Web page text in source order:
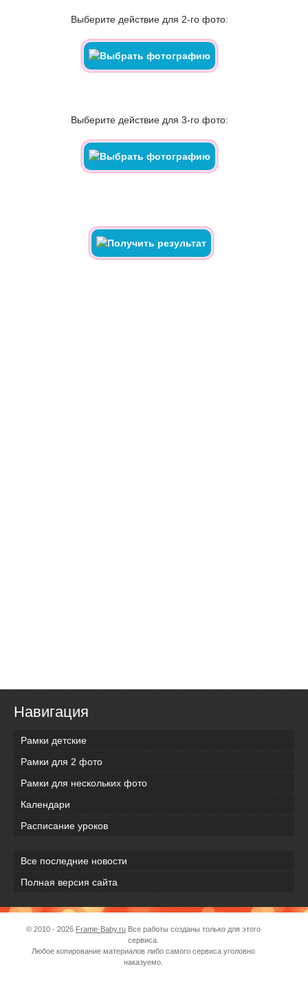
Выберите действие для 2-го фото:
Выберите действие для 3-го фото:
Навигация
Рамки детские
Рамки для 2 фото
Рамки для нескольких фото
Календари
Расписание уроков
Все последние новости
Полная версия сайта
© 2010 - 2026 Frame-Baby.ru Все работы созданы только для этого
сервиса.
Любое копирование материалов либо самого сервиса уголовно
наказуемо.